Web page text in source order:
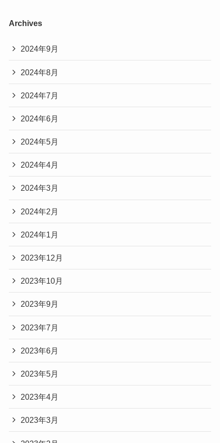
Archives
2024年9月
2024年8月
2024年7月
2024年6月
2024年5月
2024年4月
2024年3月
2024年2月
2024年1月
2023年12月
2023年10月
2023年9月
2023年7月
2023年6月
2023年5月
2023年4月
2023年3月